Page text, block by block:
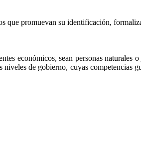
que promuevan su identificación,
económicos, sean personas naturales
de gobierno, cuyas competencias